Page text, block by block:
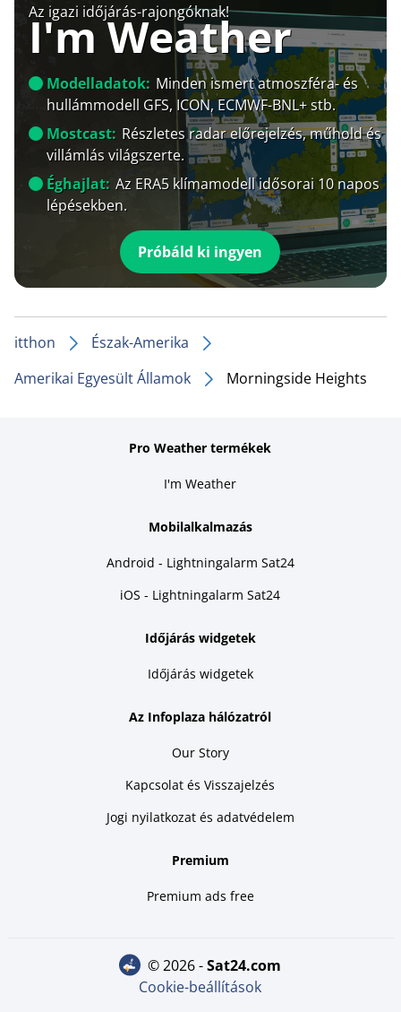
Az igazi időjárás-rajongóknak!
I'm Weather
Modelladatok: Minden ismert atmoszféra- és
hullámmodell GFS, ICON, ECMWF-BNL+ stb.
Mostcast: Részletes radar előrejelzés, műhold és
villámlás világszerte.
Éghajlat: Az ERA5 klímamodell idősorai 10 napos
lépésekben.
Próbáld ki ingyen
itthon
Észak-Amerika
Amerikai Egyesült Államok
Morningside Heights
Pro Weather termékek
I'm Weather
Mobilalkalmazás
Android - Lightningalarm Sat24
iOS - Lightningalarm Sat24
Időjárás widgetek
Időjárás widgetek
Az Infoplaza hálózatról
Our Story
Kapcsolat és Visszajelzés
Jogi nyilatkozat és adatvédelem
Premium
Premium ads free
© 2026 - sat24.com
Cookie-beállítások